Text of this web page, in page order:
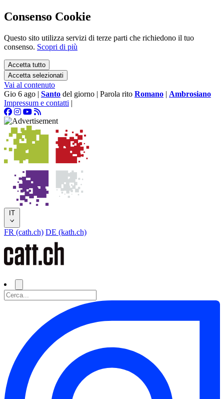
Consenso Cookie
Questo sito utilizza servizi di terze parti che richiedono il tuo
consenso. Scopri di più
Accetta tutto
Accetta selezionati
Vai al contenuto
Gio 6 ago | Santo del giorno | Parola rito Romano | Ambrosiano
Impressum e contatti |
IT
FR (cath.ch) DE (kath.ch)